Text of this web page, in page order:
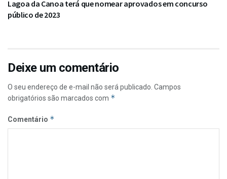
Lagoa da Canoa terá que nomear aprovados em concurso
público de 2023
Deixe um comentário
O seu endereço de e-mail não será publicado. Campos
obrigatórios são marcados com *
Comentário *